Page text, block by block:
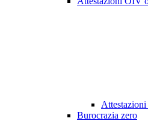
Burocrazia zero